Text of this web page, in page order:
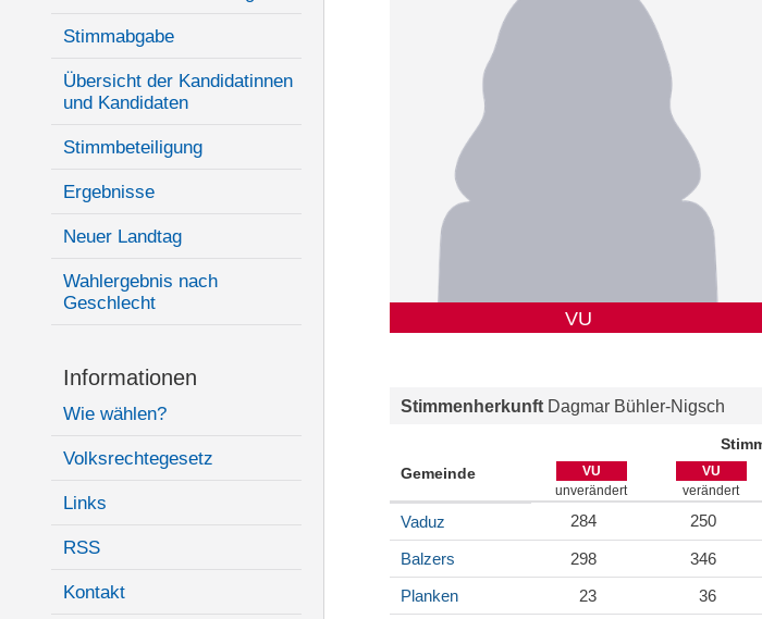
Stimmabgabe
Übersicht der Kandidatinnen
und Kandidaten
Stimmbeteiligung
Ergebnisse
Neuer Landtag
Wahlergebnis nach
Geschlecht
Informationen
Wie wählen?
Volksrechtegesetz
Links
RSS
Kontakt
VU
Stimmenherkunft Dagmar Bühler-Nigsch
Gemeinde
VU
unverändert
VU
verändert
Vaduz 284 250
Balzers 298 346
Planken
23 36